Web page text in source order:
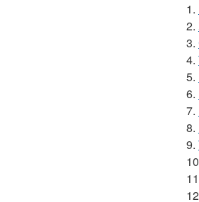
1.
2.
3.
4.
5.
6.
7.
8.
9.